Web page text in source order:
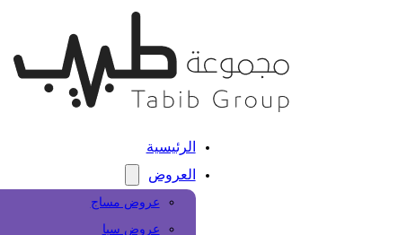
الرئيسية
العروض
عروض مساج
عروض سبا